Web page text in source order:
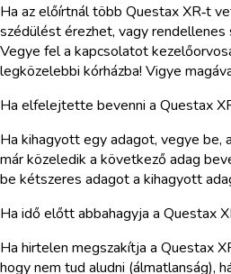
Ha az előírtnál több Questax XR‑t
szédülést érezhet, vagy
Vegye fel a kapcsolatot
legközelebbi kórházba! Vigye
Ha elfelejtette bevenni a Questax
Ha kihagyott egy adagot, vegye be,
már közeledik a következő adag
be kétszeres adagot a kihagyott
Ha idő előtt abbahagyja a Questax
Ha hirtelen megszakítja a Questax
hogy nem tud aludni (álmatlanság),